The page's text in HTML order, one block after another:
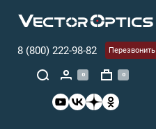
8 (800) 222-98-82 Перезвонить
0 0